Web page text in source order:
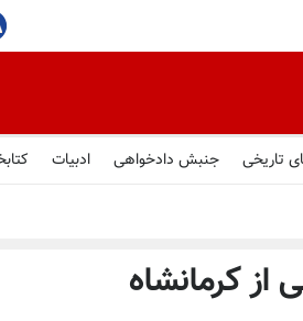
تاریخی جنبش دادخواهی ادبیات
از کرمانشاه